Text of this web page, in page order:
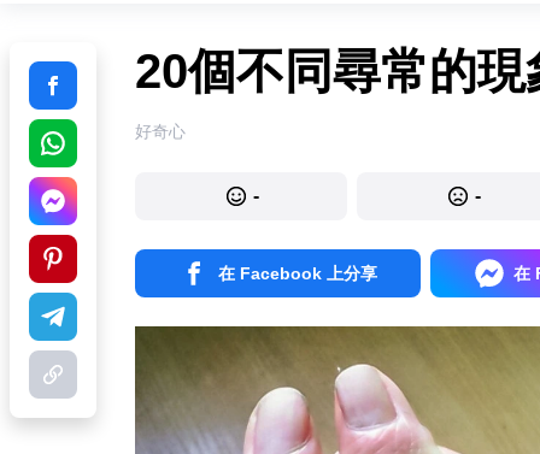
20個不同尋常的現
好奇心
- -
在 Facebook 上分享 在